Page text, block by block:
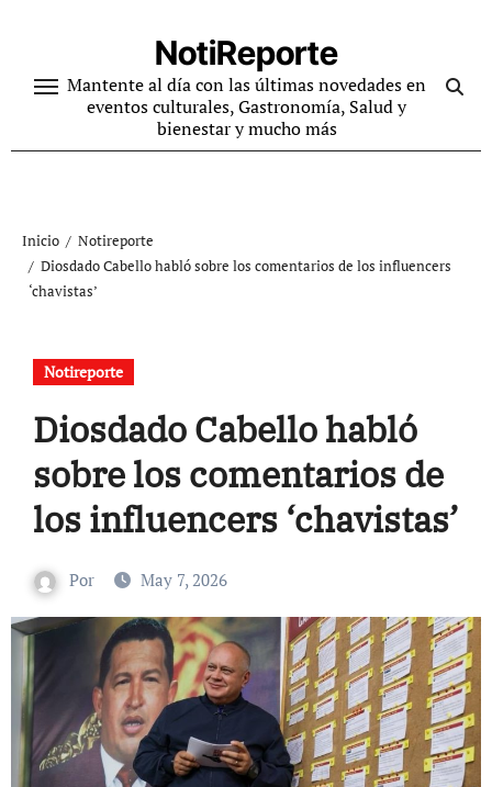
contenido
NotiReporte
Mantente al día con las últimas novedades en
eventos culturales, Gastronomía, Salud y
bienestar y mucho más
Inicio
Notireporte
Diosdado Cabello habló sobre los comentarios de los influencers
‘chavistas’
Notireporte
Diosdado Cabello habló
sobre los comentarios de
los influencers ‘chavistas’
Por May 7, 2026